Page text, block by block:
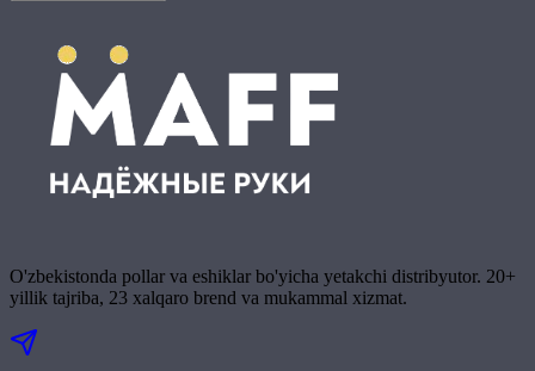
O'zbekistonda pollar va eshiklar bo'yicha yetakchi distribyutor. 20+
yillik tajriba, 23 xalqaro brend va mukammal xizmat.